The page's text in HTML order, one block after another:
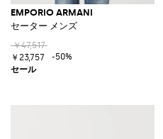
EMPORIO ARMANI
セーター メンズ
￥47,517
￥23,757
-50%